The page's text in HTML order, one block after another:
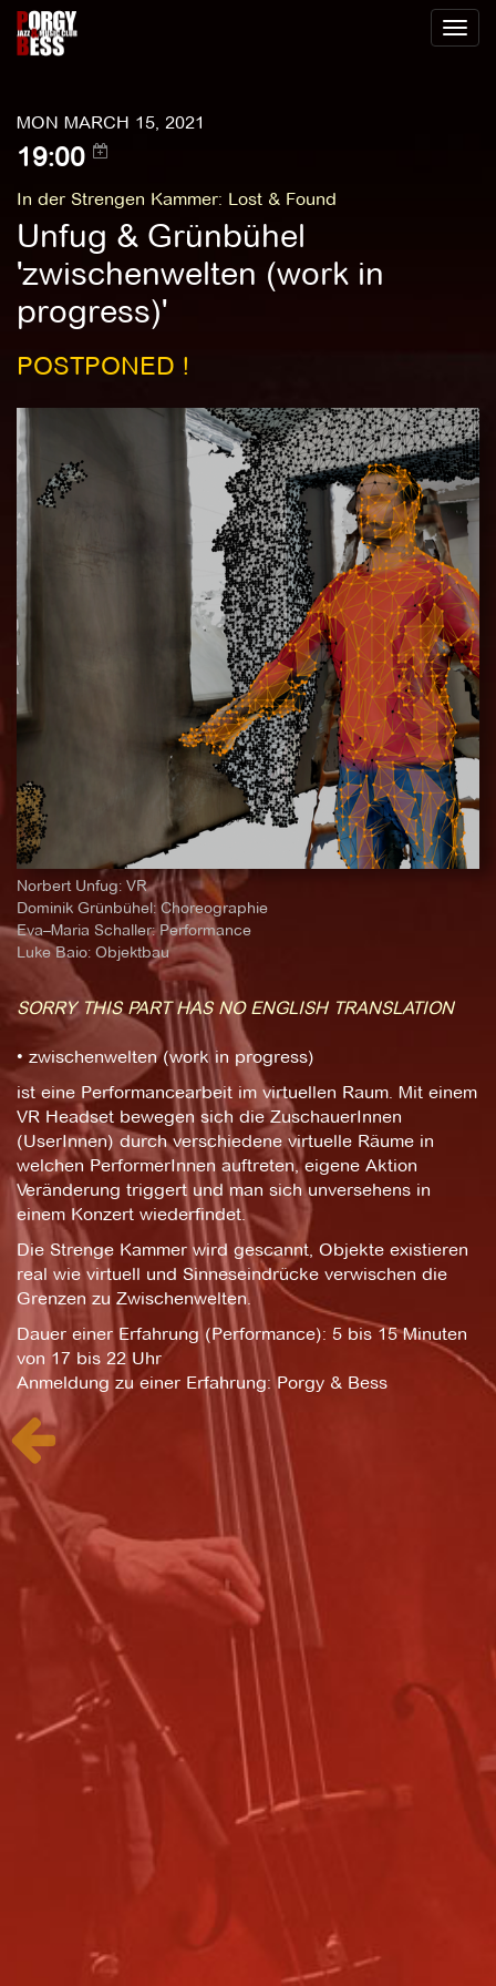
Toggle
MON MARCH 15, 2021
19:00
In der Strengen Kammer: Lost & Found
Unfug & Grünbühel
'zwischenwelten (work in
progress)'
POSTPONED !
Norbert Unfug: VR
Dominik Grünbühel: Choreographie
Eva–Maria Schaller: Performance
Luke Baio: Objektbau
SORRY THIS PART HAS NO ENGLISH TRANSLATION
• zwischenwelten (work in progress)
ist eine Performancearbeit im virtuellen Raum. Mit einem
VR Headset bewegen sich die ZuschauerInnen
(UserInnen) durch verschiedene virtuelle Räume in
welchen PerformerInnen auftreten, eigene Aktion
Veränderung triggert und man sich unversehens in
einem Konzert wiederfindet.
Die Strenge Kammer wird gescannt, Objekte existieren
real wie virtuell und Sinneseindrücke verwischen die
Grenzen zu Zwischenwelten.
Dauer einer Erfahrung (Performance): 5 bis 15 Minuten
von 17 bis 22 Uhr
Anmeldung zu einer Erfahrung: Porgy & Bess